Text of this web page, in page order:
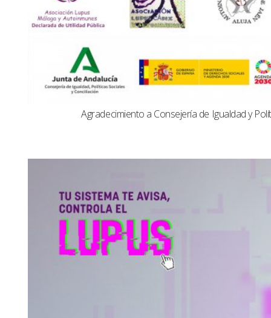
Agradecimiento a Consejería de Igualdad y